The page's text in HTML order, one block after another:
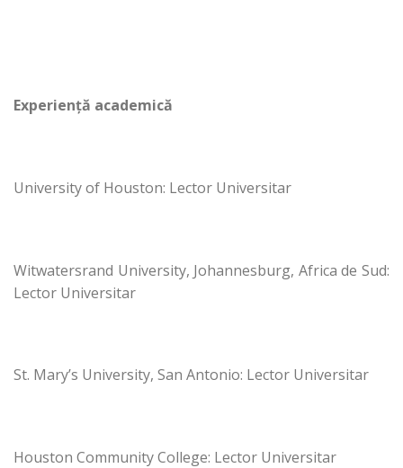
Experiență academică
University of Houston: Lector Universitar
Witwatersrand University, Johannesburg, Africa de Sud:
Lector Universitar
St. Mary’s University, San Antonio: Lector Universitar
Houston Community College: Lector Universitar